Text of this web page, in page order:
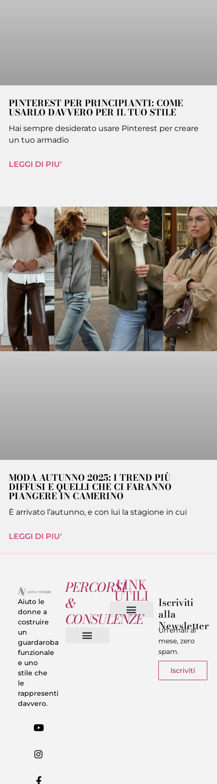
PINTEREST PER PRINCIPIANTI: COME
USARLO DAVVERO PER IL TUO STILE
Hai sempre desiderato usare Pinterest per creare
un tuo armadio
LEGGI DI PIU'
MODA AUTUNNO 2025: I TREND PIÙ
DIFFUSI E QUELLI CHE CI FARANNO
PIANGERE IN CAMERINO
È arrivato l’autunno, e con lui la stagione in cui
LEGGI DI PIU'
Aiuto le
donne a
costruire
un
guardaroba
funzionale
e uno
stile che
le
rappresenti
davvero.
PERCORSI
&
CONSULENZE
LINK
UTILI Iscriviti
alla
Newsletter
Un’email al
mese, zero
spam.
Iscriviti